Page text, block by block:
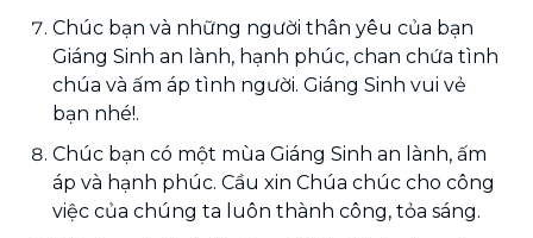
Chúc bạn và những người thân yêu của bạn
Giáng Sinh an lành, hạnh phúc, chan chứa tình
chúa và ấm áp tình người. Giáng Sinh vui vẻ
bạn nhé!.
Chúc bạn có một mùa Giáng Sinh an lành, ấm
áp và hạnh phúc. Cầu xin Chúa chúc cho công
việc của chúng ta luôn thành công, tỏa sáng.